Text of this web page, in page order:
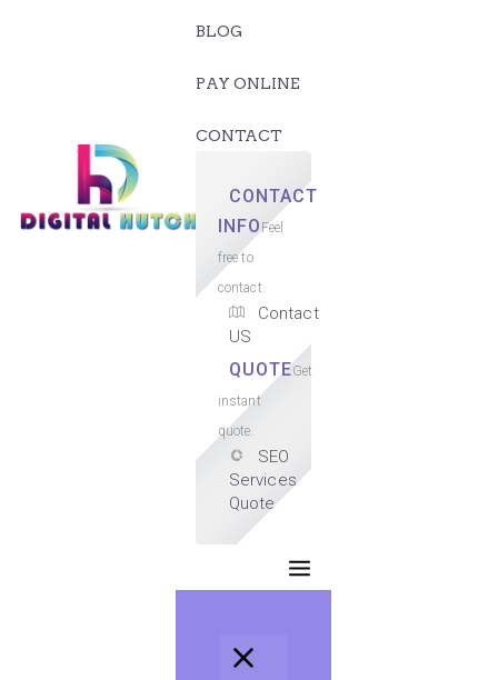
BLOG
PAY ONLINE
CONTACT
CONTACT
INFOFeel
free to
contact.
Contact
US
QUOTEGet
instant
quote.
SEO
Services
Quote